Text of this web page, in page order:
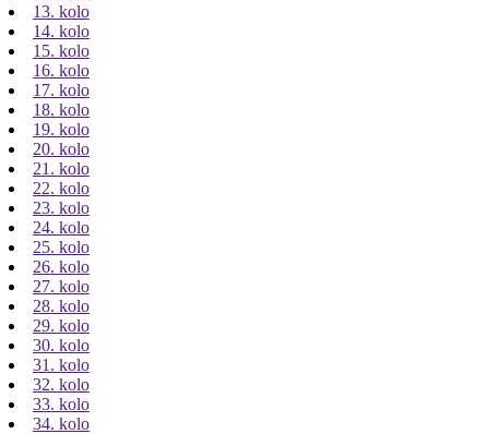
13. kolo
14. kolo
15. kolo
16. kolo
17. kolo
18. kolo
19. kolo
20. kolo
21. kolo
22. kolo
23. kolo
24. kolo
25. kolo
26. kolo
27. kolo
28. kolo
29. kolo
30. kolo
31. kolo
32. kolo
33. kolo
34. kolo